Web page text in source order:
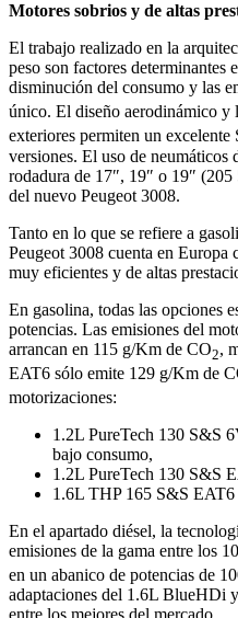
Motores sobrios y de altas
El trabajo realizado en la
peso son factores determinantes
disminución del consumo y las
único. El diseño aerodinámico y
exteriores permiten un excelente
versiones. El uso de neumáticos
rodadura de 17″, 19″ o 19″
del nuevo Peugeot 3008.
Tanto en lo que se refiere a
Peugeot 3008 cuenta en Europa
muy eficientes y de altas
En gasolina, todas las opciones
potencias. Las emisiones del
arrancan en 115 g/Km de CO2,
EAT6 sólo emite 129 g/Km de
motorizaciones:
1.2L PureTech 130 S&S
bajo consumo,
1.2L PureTech 130 S&S
1.6L THP 165 S&S EAT6
En el apartado diésel, la
emisiones de la gama entre los
en un abanico de potencias de
adaptaciones del 1.6L BlueHDi